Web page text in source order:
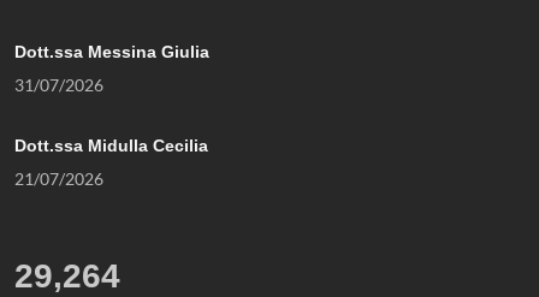
Dott.ssa Messina Giulia
31/07/2026
Dott.ssa Midulla Cecilia
21/07/2026
29,264